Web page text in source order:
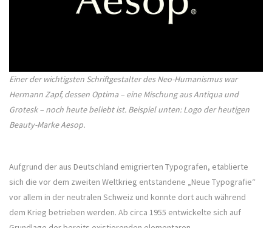
Einer der wichtigsten Schriftgestalter des Neo-Humanismus war
Hermann Zapf, dessen Optima – eine Mischung aus Antiqua und
Grotesk – noch heute beliebt ist. Beispiel unten: Logo der heutigen
Beauty-Marke Aesop.
Aufgrund der aus Deutschland emigrierten Typografen, etablierte
sich die vor dem zweiten Weltkrieg entstandene „Neue Typografie“
vor allem in der neutralen Schweiz und konnte dort auch während
dem Krieg betrieben werden. Ab circa 1955 entwickelte sich auf